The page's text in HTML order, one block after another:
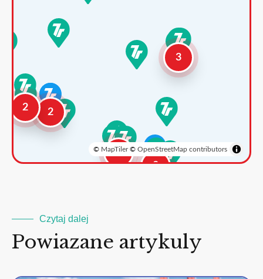
2
2
3
2
3
© MapTiler© OpenStreetMap contributors
Czytaj dalej
Powiazane artykuly